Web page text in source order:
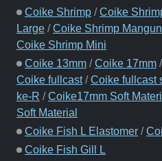
Coike Shrimp /Coike
Large /Coike Shrimp Mangun
Coike Shrimp Mini
Coike 13mm /Coike 17mm /
Coike fullcast/Coike fullcast
ke-R /Coike17mm Soft
Soft Material
Coike Fish L Elastomer /
Coike Fish Gill L